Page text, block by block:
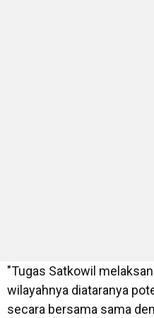
"Tugas Satkowil
wilayahnya diataranya
secara bersama sama